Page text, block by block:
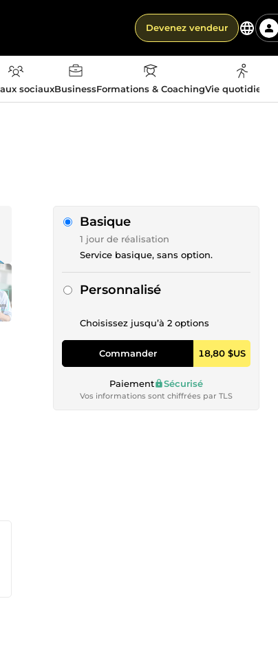
Devenez vendeur
sociauxBusinessFormations & CoachingVie
Basique
1 jour de réalisation
Service basique, sans option.
Personnalisé
Choisissez jusqu’à 2 options
Commander 18,80 $US
Paiement Sécurisé
Vos informations sont chiffrées par TLS